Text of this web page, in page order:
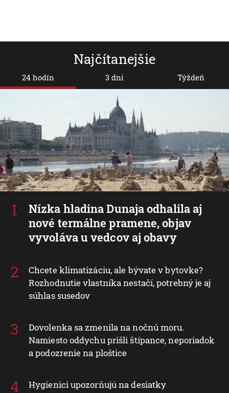
Najčítanejšie
24 hodín
Nízka hladina Dunaja odhalila aj
nové termálne pramene, objav
vyvoláva u vedcov aj obavy
Chcete klimatizáciu, ale bývate v bytovke?
Rozhodnutie vlastníka nestačí, potrebný je aj
súhlas susedov
Dovolenka sa zmenila na nočnú moru.
Namiesto oddychu prišli štípance, neporiadok
a podozrenie na ploštice
Hygienici upozorňujú na desiatky
3 dni Týždeň